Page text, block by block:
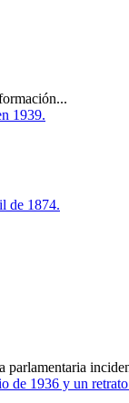
parlamentaria